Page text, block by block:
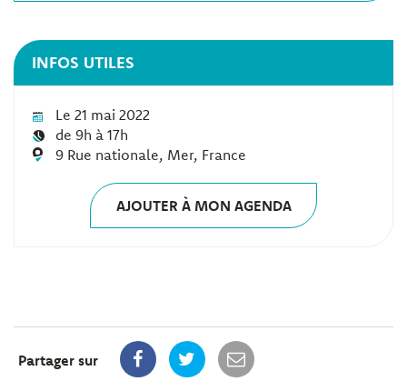
INFOS UTILES
Le 21 mai 2022
de 9h à 17h
9 Rue nationale, Mer, France
AJOUTER À MON AGENDA
Partager sur